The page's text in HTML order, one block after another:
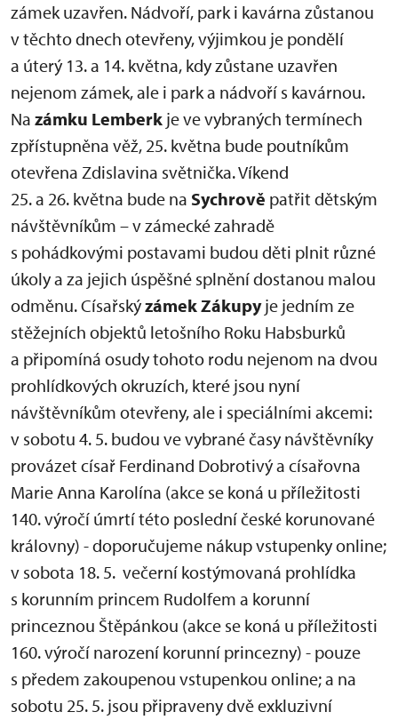
zámek uzavřen. Nádvoří, park i kavárna zůstanou
v těchto dnech otevřeny, výjimkou je pondělí
a úterý 13. a 14. května, kdy zůstane uzavřen
nejenom zámek, ale i park a nádvoří s kavárnou.
Na zámku Lemberk je ve vybraných termínech
zpřístupněna věž, 25. května bude poutníkům
otevřena Zdislavina světnička. Víkend
25. a 26. května bude na Sychrově patřit dětským
návštěvníkům – v zámecké zahradě
s pohádkovými postavami budou děti plnit různé
úkoly a za jejich úspěšné splnění dostanou malou
odměnu. Císařskýzámek Zákupyje jedním ze
stěžejních objektů letošního Roku Habsburků
a připomíná osudy tohoto rodu nejenom na dvou
prohlídkových okruzích, které jsou nyní
návštěvníkům otevřeny, ale i speciálními akcemi:
v sobotu 4. 5. budou ve vybrané časy návštěvníky
provázet císař Ferdinand Dobrotivý a císařovna
Marie Anna Karolína (akce se koná u příležitosti
140. výročí úmrtí této poslední české korunované
královny) - doporučujeme nákup vstupenky online;
v sobota 18. 5. večerní kostýmovaná prohlídka
s korunním princem Rudolfem a korunní
princeznou Štěpánkou (akce se koná u příležitosti
160. výročí narození korunní princezny) - pouze
s předem zakoupenou vstupenkou online; a na
sobotu 25. 5. jsou připraveny dvě exkluzivní